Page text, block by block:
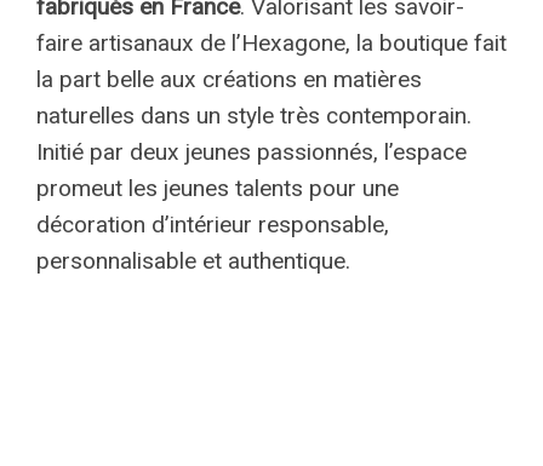
fabriqués en France. Valorisant les savoir-
faire artisanaux de l’Hexagone, la boutique fait
la part belle aux créations en matières
naturelles dans un style très contemporain.
Initié par deux jeunes passionnés, l’espace
promeut les jeunes talents pour une
décoration d’intérieur responsable,
personnalisable et authentique.